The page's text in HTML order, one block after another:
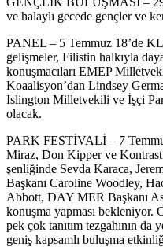
ve halaylı gecede gençler ve
PANEL – 5 Temmuz 18’de
gelişmeler, Filistin halkıyla
konuşmacıları EMEP
Koaalisyon’dan Lindsey
Islington Milletvekili ve İşçi
olacak.
PARK FESTİVALİ – 7
Miraz, Don Kipper ve Kontrast
şenliğinde Sevda Karaca,
Başkanı Caroline Woodley,
Abbott, DAY MER Başkanı
konuşma yapması bekleniyor.
pek çok tanıtım tezgahının
geniş kapsamlı buluşma